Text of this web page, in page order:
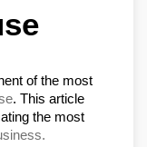
of the most
. This article
the most